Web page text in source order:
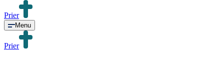
Prier
Menu
Prier